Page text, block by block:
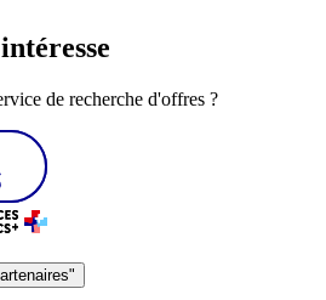
de recherche d'offres ?